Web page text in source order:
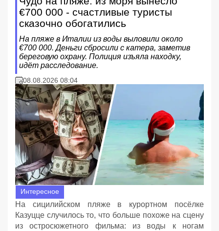
€700 000 - счастливые туристы
сказочно обогатились
На пляже в Италии из воды выловили около
€700 000. Деньги сбросили с катера, заметив
береговую охрану. Полиция изъяла находку,
идёт расследование.
08.08.2026 08:04
Интересное
На сицилийском пляже в курортном посёлке
Казуцце случилось то, что больше похоже на сцену
из остросюжетного фильма: из воды к ногам